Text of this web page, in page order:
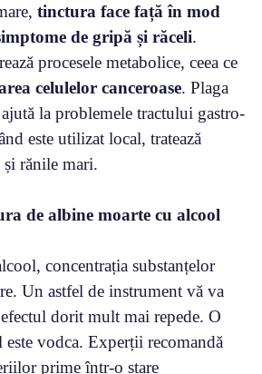
tinctura face față în mod
de gripă și răceli.
procesele metabolice, ceea ce
celulelor canceroase. Plaga
la problemele tractului gastro-
este utilizat local, tratează
rănile mari.
de albine moarte cu alcool
concentrația substanțelor
Un astfel de instrument vă va
dorit mult mai repede. O
vodca. Experții recomandă
prime într-o stare